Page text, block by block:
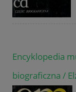
Encyklopedia
biograficzna /